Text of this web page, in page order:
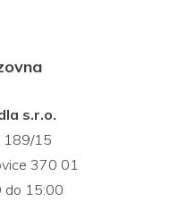
s.r.o.
189/15
370 01
do 15:00